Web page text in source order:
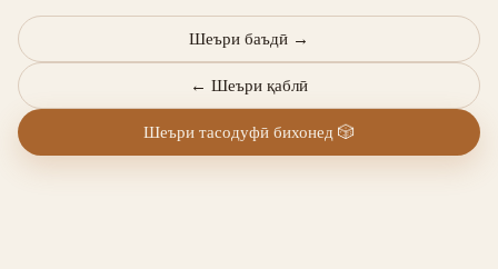
← Шеъри қаблӣ
Шеъри баъдӣ →
Шеъри тасодуфӣ бихонед 🎲